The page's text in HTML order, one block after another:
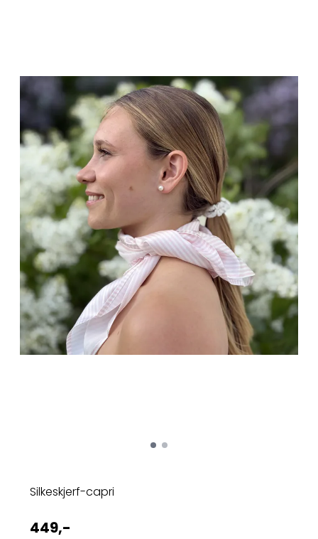
Silkeskjerf-capri
449,-